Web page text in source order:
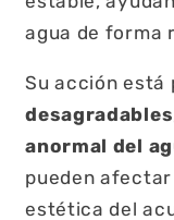
agua de forma
Su acción está
desagradables
anormal del
pueden
estética del